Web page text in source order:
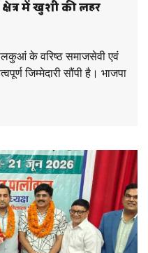
में खुशी की लहर
के वरिष्ठ समाजसेवी एवं
जिम्मेदारी सौंपी है। भाजपा